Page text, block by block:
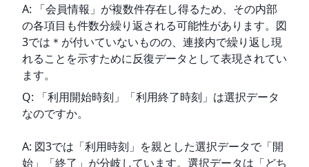
A: 「会員情報」が複数件存在し得るため、その内部
の各項目も件数分繰り返される可能性があります。図
3では＊が付いていないものの、連接内で繰り返し現
れることを示すために反復データとして表現されてい
ます。
Q: 「利用開始時刻」「利用終了時刻」は選択データ
なのですか。
A: 図3では「利用時刻」を親とした選択データで「開
始」「終了」が分岐しています。選択データは「どち